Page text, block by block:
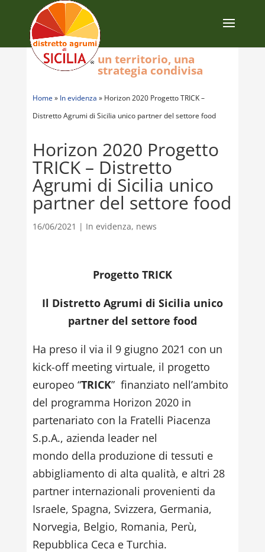
Home » In evidenza » Horizon 2020 Progetto TRICK –
Distretto Agrumi di Sicilia unico partner del settore food
Horizon 2020 Progetto
TRICK – Distretto
Agrumi di Sicilia unico
partner del settore food
16/06/2021 | In evidenza, news
Progetto TRICK
Il Distretto Agrumi di Sicilia unico
partner del settore food
Ha preso il via il 9 giugno 2021 con un
kick-off meeting virtuale, il progetto
europeo “TRICK” finanziato nell’ambito
del programma Horizon 2020 in
partenariato con la Fratelli Piacenza
S.p.A., azienda leader nel
mondo della produzione di tessuti e
abbigliamento di alta qualità, e altri 28
partner internazionali provenienti da
Israele, Spagna, Svizzera, Germania,
Norvegia, Belgio, Romania, Perù,
Repubblica Ceca e Turchia.
un territorio, una
strategia condivisa